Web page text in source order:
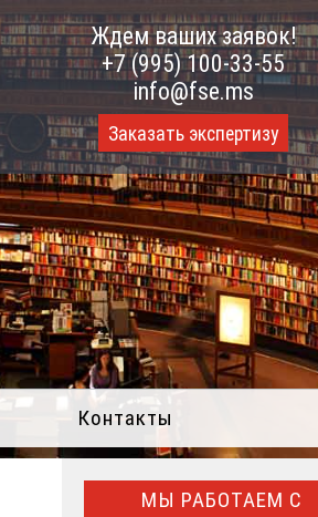
Ждем ваших заявок!
+7 (995) 100-33-55
info@fse.ms
Заказать экспертизу
Контакты
МЫ РАБОТАЕМ С